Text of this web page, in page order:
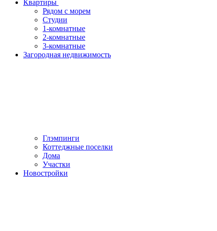
Квартиры
Рядом с морем
Студии
1-комнатные
2-комнатные
3-комнатные
Загородная недвижимость
Глэмпинги
Коттеджные поселки
Дома
Участки
Новостройки